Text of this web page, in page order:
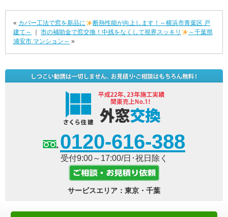
« カバー工法で窓を新品に
断熱性能が向上します！～横浜市青葉区 戸
建て～
市の補助金で窓交換！中残をなくして視界スッキリ
～千葉県
浦安市 マンション～ »
0120-616-388
受付9:00～17:00/日･祝日除く
サービスエリア：東京・千葉